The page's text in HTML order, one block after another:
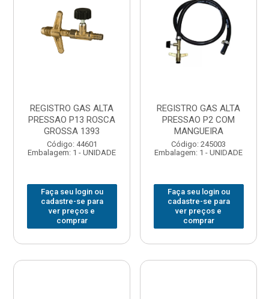
REGISTRO GAS ALTA
PRESSAO P13 ROSCA
GROSSA 1393
Código: 44601
Embalagem: 1 - UNIDADE
Faça seu login ou
cadastre-se para
ver preços e
comprar
REGISTRO GAS ALTA
PRESSAO P2 COM
MANGUEIRA
Código: 245003
Embalagem: 1 - UNIDADE
Faça seu login ou
cadastre-se para
ver preços e
comprar